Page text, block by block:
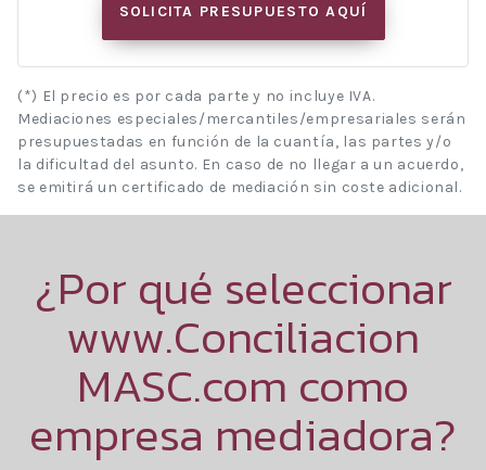
SOLICITA PRESUPUESTO AQUÍ
(*) El precio es por cada parte y no incluye IVA.
Mediaciones especiales/mercantiles/empresariales serán
presupuestadas en función de la cuantía, las partes y/o
la dificultad del asunto. En caso de no llegar a un acuerdo,
se emitirá un certificado de mediación sin coste adicional.
¿Por qué seleccionar
www.Conciliacion
MASC.com como
empresa mediadora?